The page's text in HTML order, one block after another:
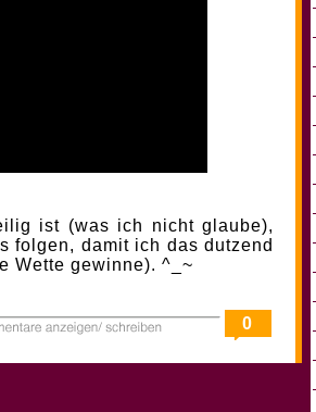
ist (was ich nicht glaube),
folgen, damit ich das dutzend
Wette gewinne). ^_~
0